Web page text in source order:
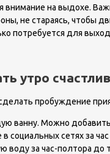
внимание на выдохе.
не стараясь, чтобы
потребуется для
утро
пробуждение
ванну. Можно добавить
социальных сетях за
воду за час-полтора